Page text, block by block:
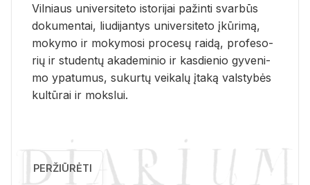
Vil­niaus uni­ver­si­te­to is­to­ri­jai pa­žin­ti svar­būs
do­ku­men­tai, liu­di­jan­tys uni­ver­si­te­to įkū­ri­mą,
mo­ky­mo ir mo­ky­mo­si pro­ce­sų rai­dą, pro­fe­so­
rių ir stu­den­tų aka­de­mi­nio ir kas­die­nio gy­ve­ni­
mo ypa­tu­mus, su­kur­tų vei­ka­lų įta­ką vals­ty­bės
kul­tū­rai ir moks­lui.
PERŽIŪRĖTI